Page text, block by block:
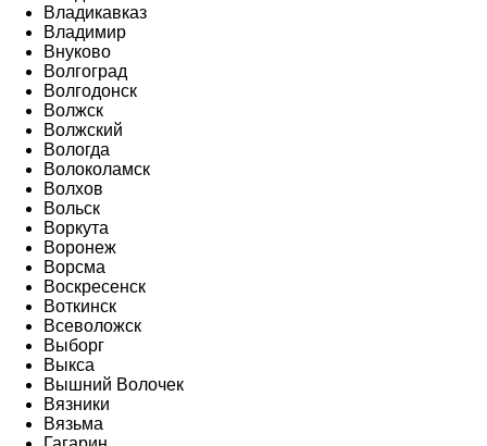
Владикавказ
Владимир
Внуково
Волгоград
Волгодонск
Волжск
Волжский
Вологда
Волоколамск
Волхов
Вольск
Воркута
Воронеж
Ворсма
Воскресенск
Воткинск
Всеволожск
Выборг
Выкса
Вышний Волочек
Вязники
Вязьма